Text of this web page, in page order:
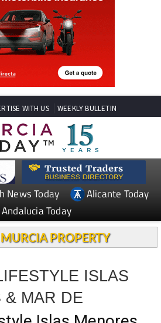
WITH US WEEKLY BULLETIN
News Today
Alicante Today
Andalucia Today
PROPERTY
ISLAS
& MAR DE